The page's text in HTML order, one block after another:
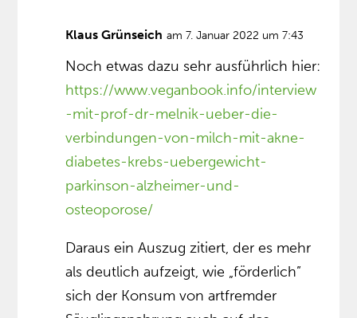
Klaus Grünseich am 7. Januar 2022 um 7:43
Noch etwas dazu sehr ausführlich hier:
https://www.veganbook.info/interview
-mit-prof-dr-melnik-ueber-die-
verbindungen-von-milch-mit-akne-
diabetes-krebs-uebergewicht-
parkinson-alzheimer-und-
osteoporose/
Daraus ein Auszug zitiert, der es mehr
als deutlich aufzeigt, wie „förderlich”
sich der Konsum von artfremder